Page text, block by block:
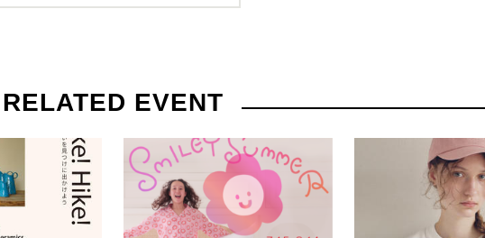
RELATED EVENT